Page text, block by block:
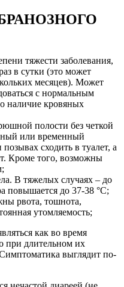
тяжести заболевания,
в сутки (это может
месяцев). Может
с нормальным
наличие кровяных
полости без четкой
или временный
сходить в туалет, а
Кроме того, возможны
В тяжелых случаях – до
повышается до 37-38 °С;
рвота, тошнота,
утомляемость;
как во время
при длительном их
выглядит по-